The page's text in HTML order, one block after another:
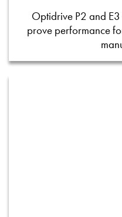
Optidrive P2 and
prove performance